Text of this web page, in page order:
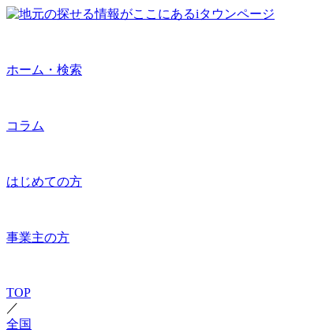
ホーム・検索
コラム
はじめての方
事業主の方
TOP
／
全国